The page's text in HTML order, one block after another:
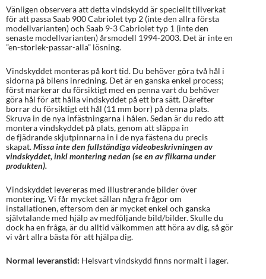
Vänligen observera att detta vindskydd är speciellt tillverkat
för att passa Saab 900 Cabriolet typ 2 (inte den allra första
modellvarianten) och Saab 9-3 Cabriolet typ 1 (inte den
senaste modellvarianten) årsmodell 1994-2003. Det är inte en
”en-storlek-passar-alla” lösning.
Vindskyddet monteras på kort tid. Du behöver göra två hål i
sidorna på bilens inredning. Det är en ganska enkel process;
först markerar du försiktigt med en penna vart du behöver
göra hål för att hålla vindskyddet på ett bra sätt. Därefter
borrar du försiktigt ett hål (11 mm borr) på denna plats.
Skruva in de nya infästningarna i hålen. Sedan är du redo att
montera vindskyddet på plats, genom att släppa in
de fjädrande skjutpinnarna in i de nya fästena du precis
skapat.Missa inte den fullständiga videobeskrivningen av
vindskyddet, inkl montering nedan (se en av flikarna under
produkten).
Vindskyddet levereras med illustrerande bilder över
montering. Vi får mycket sällan några frågor om
installationen, eftersom den är mycket enkel och ganska
självtalande med hjälp av medföljande bild/bilder. Skulle du
dock ha en fråga, är du alltid välkommen att höra av dig, så gör
vi vårt allra bästa för att hjälpa dig.
Normal leveranstid: Helsvart vindskydd finns normalt i lager.